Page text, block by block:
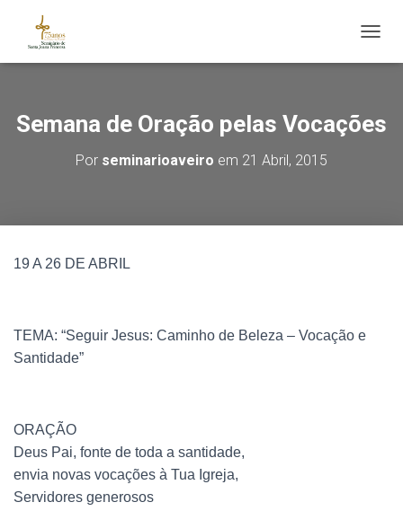
Semana de Oração pelas Vocações
Por seminarioaveiro em 21 Abril, 2015
19 A 26 DE ABRIL
TEMA: “Seguir Jesus: Caminho de Beleza – Vocação e
Santidade”
ORAÇÃO
Deus Pai, fonte de toda a santidade,
envia novas vocações à Tua Igreja,
Servidores generosos